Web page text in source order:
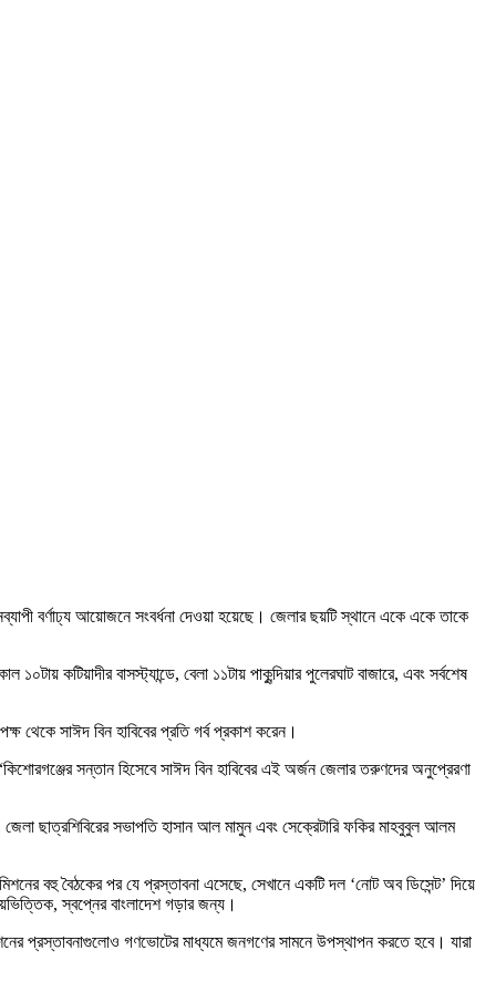
বর্ণাঢ্য আয়োজনে সংবর্ধনা দেওয়া হয়েছে। জেলার ছয়টি স্থানে একে একে তাকে
কটিয়াদীর বাসস্ট্যান্ডে, বেলা ১১টায় পাকুন্দিয়ার পুলেরঘাট বাজারে, এবং সর্বশেষ
থেকে সাঈদ বিন হাবিবের প্রতি গর্ব প্রকাশ করেন।
সন্তান হিসেবে সাঈদ বিন হাবিবের এই অর্জন জেলার তরুণদের অনুপ্রেরণা
ছাত্রশিবিরের সভাপতি হাসান আল মামুন এবং সেক্রেটারি ফকির মাহবুবুল আলম
বহু বৈঠকের পর যে প্রস্তাবনা এসেছে, সেখানে একটি দল ‘নোট অব ডিসেন্ট’ দিয়ে
স্বপ্নের বাংলাদেশ গড়ার জন্য।
প্রস্তাবনাগুলোও গণভোটের মাধ্যমে জনগণের সামনে উপস্থাপন করতে হবে। যারা